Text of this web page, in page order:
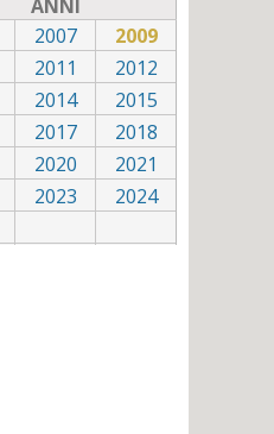
ANNI
2007
2009
2011
2012
2014
2015
2017
2018
2020
2021
2023
2024